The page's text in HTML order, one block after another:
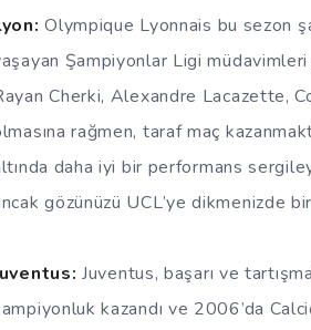
Olympique Lyonnais bu sezon
Şampiyonlar Ligi
Cherki, Alexandre Lacazette,
rağmen, taraf maç
daha iyi bir performans
gözünüzü UCL’ye dikmenizde
Juventus, başarı ve
kazandı ve 2006’da